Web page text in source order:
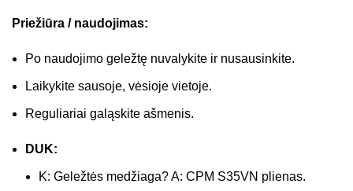
Priežiūra / naudojimas:
Po naudojimo geležtę nuvalykite ir nusausinkite.
Laikykite sausoje, vėsioje vietoje.
Reguliariai galąskite ašmenis.
DUK:
K: Geležtės medžiaga? A: CPM S35VN plienas.